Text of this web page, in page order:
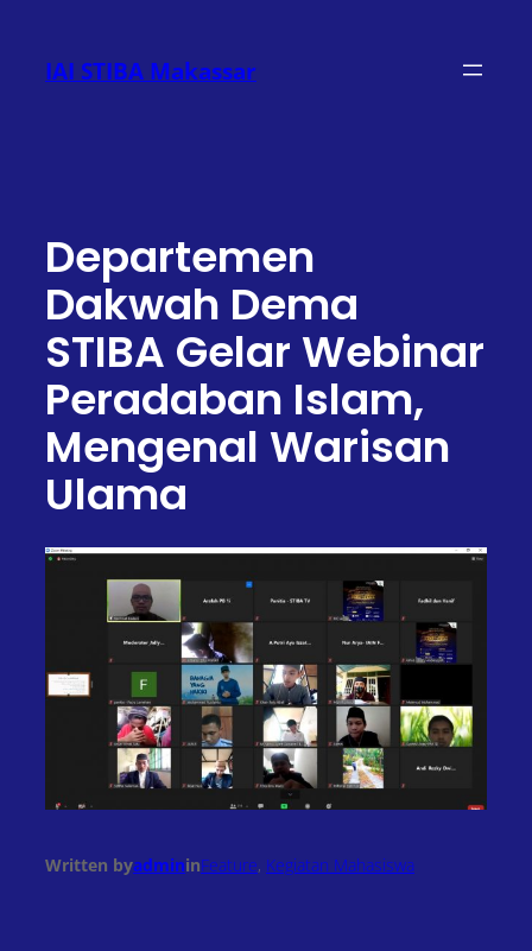
konten
IAI STIBA Makassar
Departemen
Dakwah Dema
STIBA Gelar Webinar
Peradaban Islam,
Mengenal Warisan
Ulama
Written byadmininFeature, Kegiatan Mahasiswa